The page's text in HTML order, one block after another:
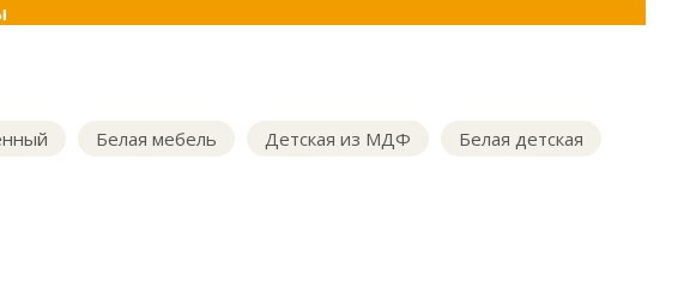
Белая мебель Детская из МДФ
Белая детская